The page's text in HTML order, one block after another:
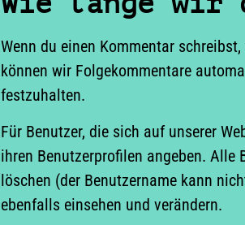
Wenn du einen Kommentar
können wir Folgekommentare
festzuhalten.
Für Benutzer, die sich auf unserer
ihren Benutzerprofilen angeben. Alle
löschen (der Benutzername kann
ebenfalls einsehen und verändern.